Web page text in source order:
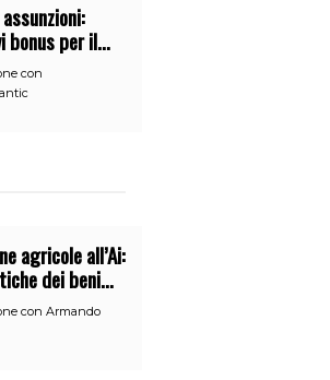
bonus per il
con
agricole all’Ai:
dei beni
con Armando